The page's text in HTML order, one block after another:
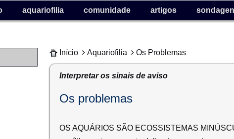
aquariofilia comunidade artigos
Início Aquariofilia Os Problemas
Interpretar os sinais de aviso
Os problemas
OS AQUÁRIOS SÃO ECOSSISTEMAS